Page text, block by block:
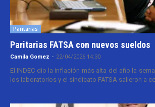
Paritarias
Paritarias FATSA con nuevos sueldos
Camila Gomez - 22/04/2026 14:30
El INDEC dio la inflación más alta del año la
los laboratorios y el sindicato FATSA salieron a